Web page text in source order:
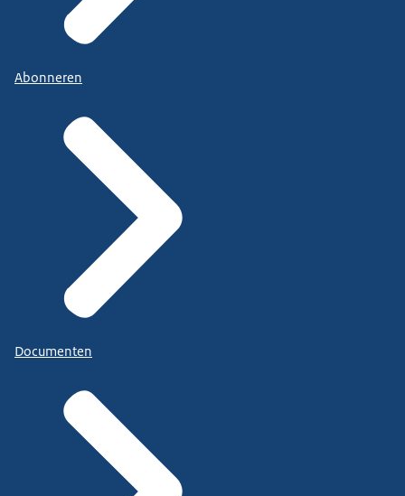
Abonneren
Documenten